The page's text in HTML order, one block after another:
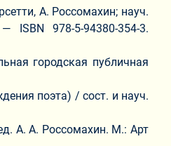
А. Россомахин; науч.
978-5-94380-354-3.
городская публичная
поэта) / сост. и науч.
А. А. Россомахин. М.: Арт